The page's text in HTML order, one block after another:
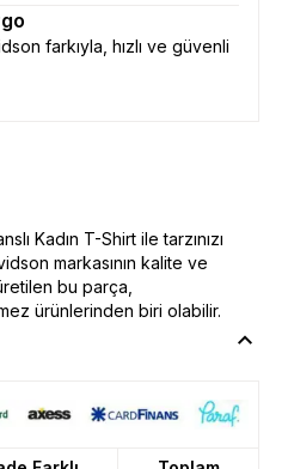
farkıyla, hızlı ve güvenli
Kadın T-Shirt ile tarzınızı
markasının kalite ve
bu parça,
ürünlerinden biri olabilir.